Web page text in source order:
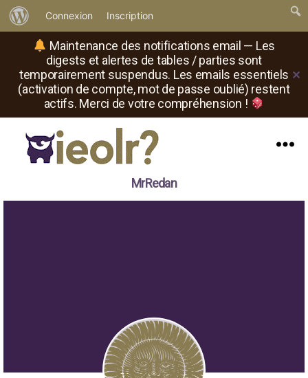
Maintenance des notifications email — Les
digests et alertes de tables / parties sont
temporairement suspendus. Les emails essentiels
(activation de compte, mot de passe oublié) restent
actifs. Merci de votre compréhension !
✕
propos
de
WordPress
Connexion Inscription
où
MrRedan